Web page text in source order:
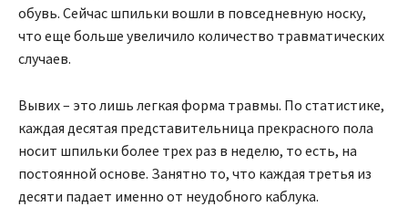
обувь. Сейчас шпильки вошли в повседневную носку,
что еще больше увеличило количество травматических
случаев.
Вывих – это лишь легкая форма травмы. По статистике,
каждая десятая представительница прекрасного пола
носит шпильки более трех раз в неделю, то есть, на
постоянной основе. Занятно то, что каждая третья из
десяти падает именно от неудобного каблука.